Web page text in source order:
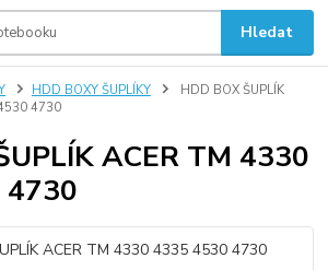
Hledat
HDD BOXY ŠUPLÍKY
HDD BOX ŠUPLÍK
4730
ACER TM 4330